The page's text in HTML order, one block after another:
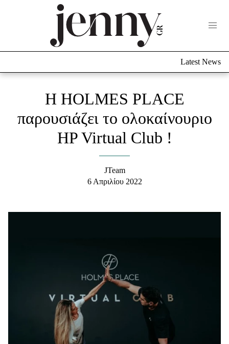
Culture
Beauty - Ομορφιά
Skincare
Υγεία + Διατροφή
Σχέσεις & Σεξ
Latest News
H HOLMES PLACE
παρουσιάζει το ολοκαίνουριο
ΗP Virtual Club !
JTeam
6 Απριλίου 2022